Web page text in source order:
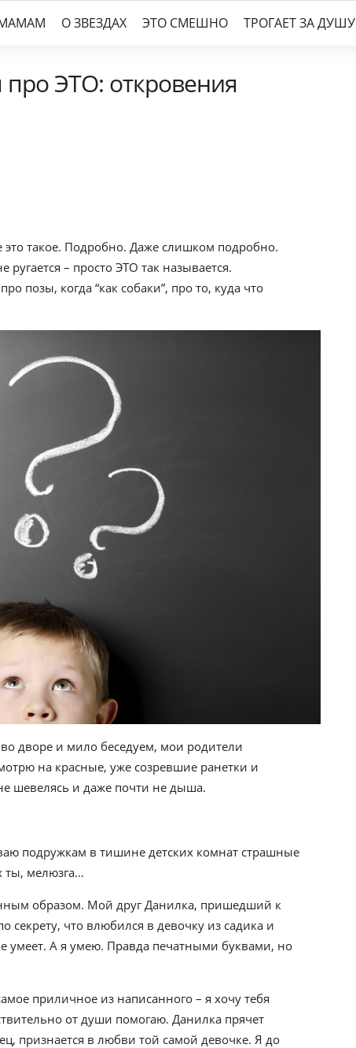
О ЗВЕЗДАХ ЭТО СМЕШНО ТРОГАЕТ ЗА ДУШУ
ЭТО: откровения
такое. Подробно. Даже слишком подробно.
– просто ЭТО так называется.
позы, когда “как собаки”, про то, куда что
дворе и мило беседуем, мои родители
на красные, уже созревшие ранетки и
шевелясь и даже почти не дыша.
подружкам в тишине детских комнат страшные
ты, мелюзга…
образом. Мой друг Данилка, пришедший к
секрету, что влюбился в девочку из садика и
умеет. А я умею. Правда печатными буквами, но
приличное из написанного – я хочу тебя
от души помогаю. Данилка прячет
признается в любви той самой девочке. Я до